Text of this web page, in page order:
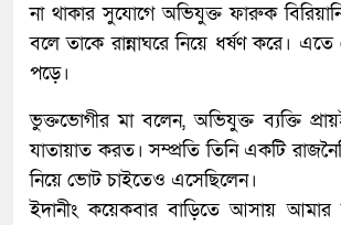
না থাকার সুযোগে অভিযুক্ত ফারুক
বলে তাকে রান্নাঘরে নিয়ে ধর্ষণ করে। এতে
পড়ে।
ভুক্তভোগীর মা বলেন, অভিযুক্ত ব্যক্তি
যাতায়াত করত। সম্প্রতি তিনি একটি
নিয়ে ভোট চাইতেও এসেছিলেন।
ইদানীং কয়েকবার বাড়িতে আসায় আমার